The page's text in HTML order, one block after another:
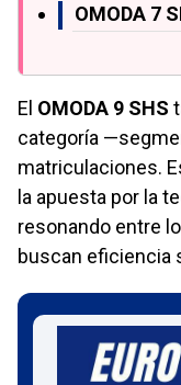
OMODA 7
El OMODA 9 SHS
categoría
matriculaciones.
la apuesta por la
resonando entre
buscan eficiencia